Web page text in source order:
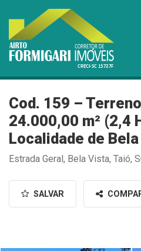
Cod. 159 –
24.000,00 m² (2,4
Localidade de
Estrada Geral, Bela Vista, Taió,
SALVAR